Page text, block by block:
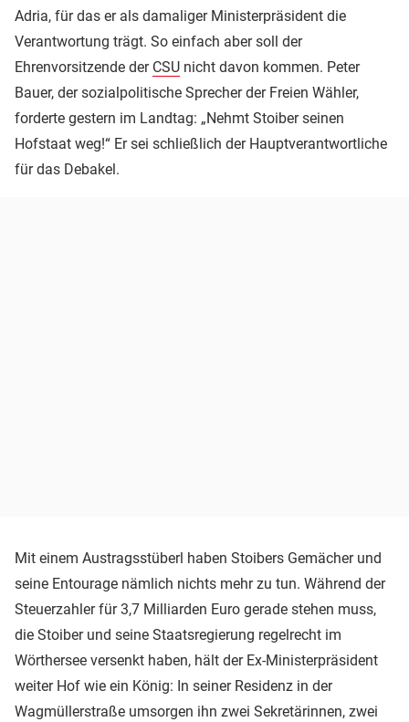
Adria, für das er als damaliger Ministerpräsident die
Verantwortung trägt. So einfach aber soll der
Ehrenvorsitzende der CSU nicht davon kommen. Peter
Bauer, der sozialpolitische Sprecher der Freien Wähler,
forderte gestern im Landtag: „Nehmt Stoiber seinen
Hofstaat weg!“ Er sei schließlich der Hauptverantwortliche
für das Debakel.
Mit einem Austragsstüberl haben Stoibers Gemächer und
seine Entourage nämlich nichts mehr zu tun. Während der
Steuerzahler für 3,7 Milliarden Euro gerade stehen muss,
die Stoiber und seine Staatsregierung regelrecht im
Wörthersee versenkt haben, hält der Ex-Ministerpräsident
weiter Hof wie ein König: In seiner Residenz in der
Wagmüllerstraße umsorgen ihn zwei Sekretärinnen, zwei